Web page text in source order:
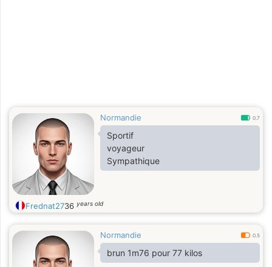
Normandie 0.7
Sportif
voyageur
Sympathique
Frednat2736 years old
Normandie 0.5
brun 1m76 pour 77 kilos